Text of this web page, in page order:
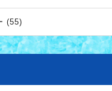
(55)